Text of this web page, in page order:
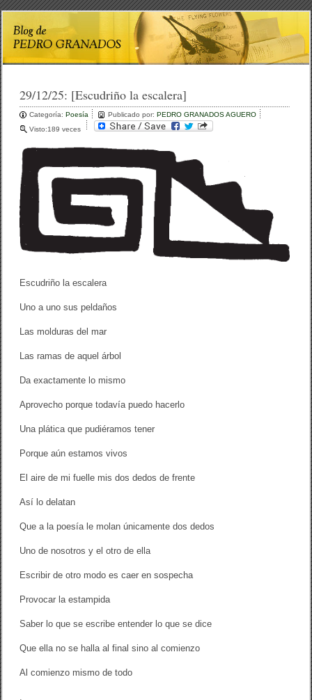
29/12/25: [Escudriño la escalera]
Categoría:Poesía Publicado por:PEDRO GRANADOS AGUERO
Visto:189 veces
Escudriño la escalera
Uno a uno sus peldaños
Las molduras del mar
Las ramas de aquel árbol
Da exactamente lo mismo
Aprovecho porque todavía puedo hacerlo
Una plática que pudiéramos tener
Porque aún estamos vivos
El aire de mi fuelle mis dos dedos de frente
Así lo delatan
Que a la poesía le molan únicamente dos dedos
Uno de nosotros y el otro de ella
Escribir de otro modo es caer en sospecha
Provocar la estampida
Saber lo que se escribe entender lo que se dice
Que ella no se halla al final sino al comienzo
Al comienzo mismo de todo